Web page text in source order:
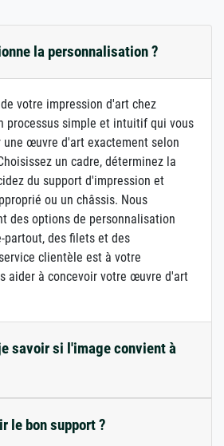
la personnalisation ?
votre impression d'art chez
processus simple et intuitif qui vous
une œuvre d'art exactement selon
un cadre, déterminez la
du support d'impression et
ou un châssis. Nous
des options de personnalisation
partout, des filets et des
clientèle est à votre
aider à concevoir votre œuvre d'art
savoir si l'image convient à
le bon support ?